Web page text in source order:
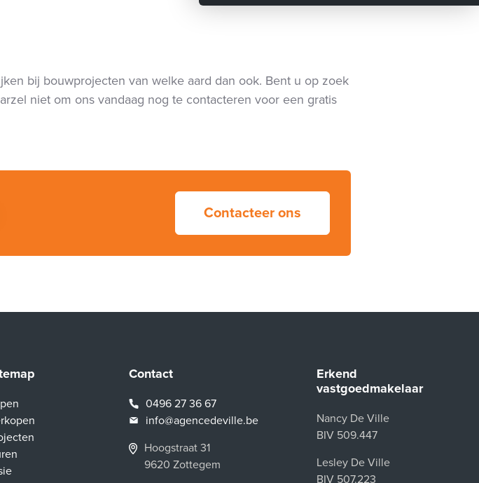
bij bouwprojecten van welke aard dan ook. Bent u op zoek
niet om ons vandaag nog te contacteren voor een gratis
Contacteer ons
Contact
0496 27 36 67
info@agencedeville.be
Hoogstraat 31
9620 Zottegem
Erkend
vastgoedmakelaar
Nancy De Ville
BIV 509.447
Lesley De Ville
BIV 507.223